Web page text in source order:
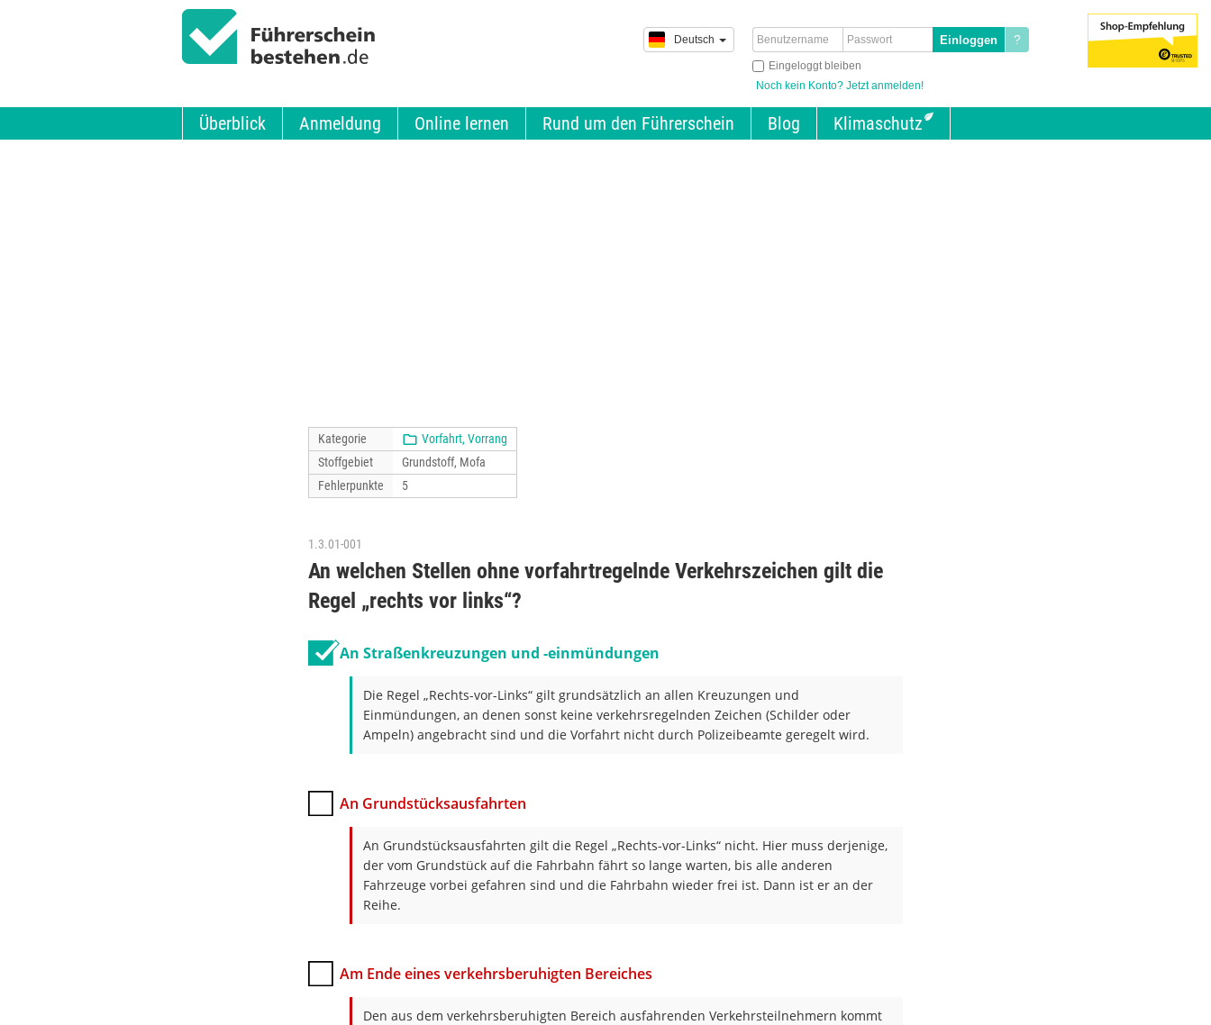
?
Eingeloggt bleiben
Noch kein Konto? Jetzt anmelden!
Deutsch
Überblick Anmeldung Online lernen Rund um den Führerschein Blog Klimaschutz
Kategorie
Vorfahrt, Vorrang
Stoffgebiet
Grundstoff, Mofa
Fehlerpunkte
5
1.3.01-001
An welchen Stellen ohne vorfahrtregelnde Verkehrszeichen gilt die
Regel „rechts vor links“?
An Straßenkreuzungen und -einmündungen
Die Regel „Rechts-vor-Links“ gilt grundsätzlich an allen Kreuzungen und
Einmündungen, an denen sonst keine verkehrsregelnden Zeichen (Schilder oder
Ampeln) angebracht sind und die Vorfahrt nicht durch Polizeibeamte geregelt wird.
An Grundstücksausfahrten
An Grundstücksausfahrten gilt die Regel „Rechts-vor-Links“ nicht. Hier muss derjenige,
der vom Grundstück auf die Fahrbahn fährt so lange warten, bis alle anderen
Fahrzeuge vorbei gefahren sind und die Fahrbahn wieder frei ist. Dann ist er an der
Reihe.
Am Ende eines verkehrsberuhigten Bereiches
Den aus dem verkehrsberuhigten Bereich ausfahrenden Verkehrsteilnehmern kommt